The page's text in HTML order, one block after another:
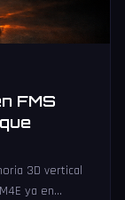
FMS
3D vertical
ya en